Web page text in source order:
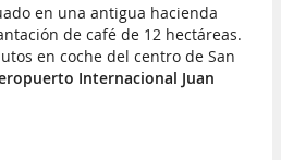
en una antigua hacienda
de café de 12 hectáreas.
en coche del centro de San
Internacional Juan